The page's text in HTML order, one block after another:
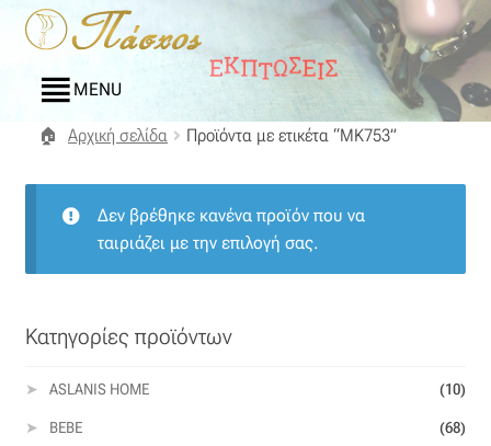
Απευθείας
μετάβαση
στην
πλοήγηση
Μετάβαση
σε
περιεχόμενο
MENU
Αρχική
Επικοινωνία
Αρχική σελίδα Προϊόντα με ετικέτα “MK753”
Δεν βρέθηκε κανένα προϊόν που να
ταιριάζει με την επιλογή σας.
Κατηγορίες προϊόντων
ASLANIS HOME (10)
BEBE (68)